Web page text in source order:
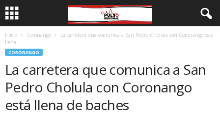
Inicio Coronango
La carretera que comunica a San Pedro Cholula con Coronango está
llena...
CORONANGO
La carretera que comunica a San
Pedro Cholula con Coronango
está llena de baches